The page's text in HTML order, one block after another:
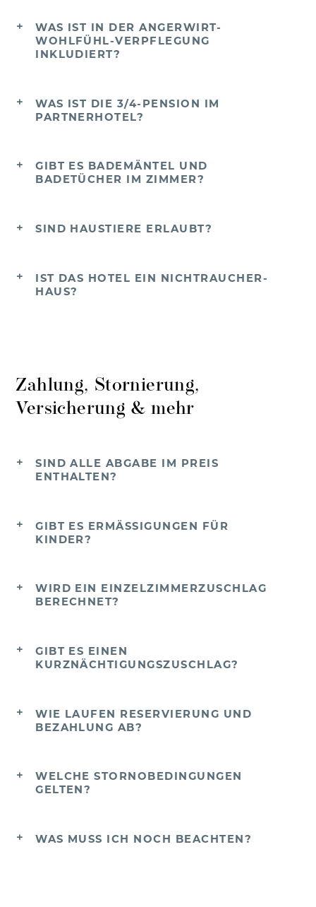
WAS IST IN DER ANGERWIRT-
WOHLFÜHL-VERPFLEGUNG
INKLUDIERT?
WAS IST DIE 3/4-PENSION IM
PARTNERHOTEL?
GIBT ES BADEMÄNTEL UND
BADETÜCHER IM ZIMMER?
SIND HAUSTIERE ERLAUBT?
IST DAS HOTEL EIN NICHTRAUCHER-
HAUS?
Zahlung, Stornierung,
Versicherung & mehr
SIND ALLE ABGABE IM PREIS
ENTHALTEN?
GIBT ES ERMÄSSIGUNGEN FÜR K
INDER?
WIRD EIN EINZELZIMMERZUSCHLAG
BERECHNET?
GIBT ES EINEN
KURZNÄCHTIGUNGSZUSCHLAG?
WIE LAUFEN RESERVIERUNG UND
BEZAHLUNG AB?
WELCHE STORNOBEDINGUNGEN
GELTEN?
WAS MUSS ICH NOCH BEACHTEN?